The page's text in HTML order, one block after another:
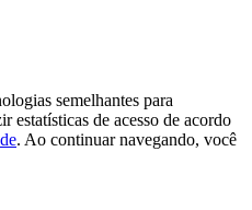
semelhantes para
estatísticas de acesso de acordo
. Ao continuar navegando, você